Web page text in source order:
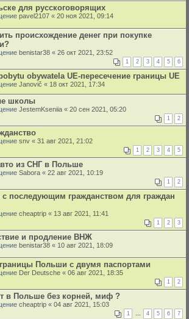
для русскоговорящих
pavel2107 « 20 ноя 2021, 09:14
происхождение денег при покупке
benistar38 « 26 окт 2021, 23:52
1 2 3 4 5 6
obywatela UE-пересечение границы UE
Janovič « 18 окт 2021, 17:34
школы
JestemKseniia « 20 сен 2021, 05:20
1 2
snv « 31 авг 2021, 21:02
1 2 3 4 5
из СНГ в Польше
Sabora « 22 авг 2021, 10:19
1 2
последующим гражданством для граждан
cheaptrip « 13 авг 2021, 11:41
1 2 3
и продление ВНЖ
benistar38 « 10 авг 2021, 18:09
Польши с двумя паспортами
Der Deutsche « 06 авг 2021, 18:35
1 2
в Польше без корней, миф ?
cheaptrip « 04 авг 2021, 15:03
1 … 4 5 6 7